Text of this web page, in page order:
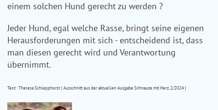
einem solchen Hund gerecht zu werden ?
Jeder Hund, egal welche Rasse, bringt seine eigenen
Herausforderungen mit sich - entscheidend ist, dass
man diesen gerecht wird und Verantwortung
übernimmt.
Text : Theresa Schlepphorst ( Ausschnitt aus der aktuellen Ausgabe Schnauze mit Herz, 2/2024 )